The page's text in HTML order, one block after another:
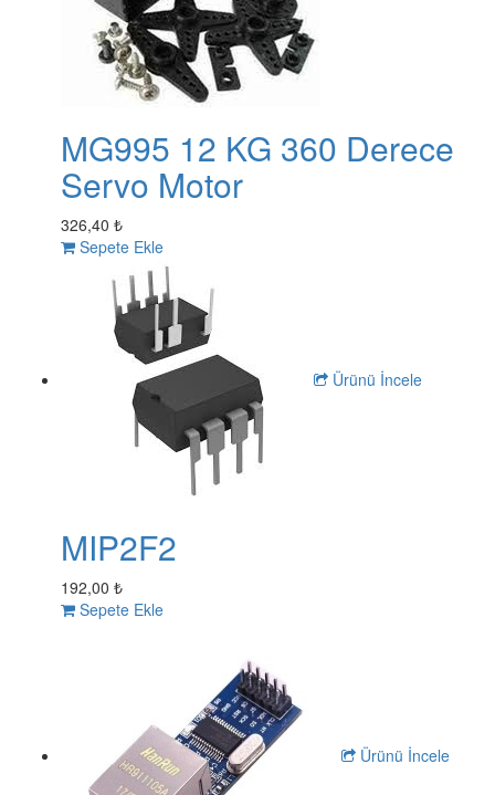
MG995 12 KG 360 Derece
Servo Motor
326,40 ₺
Sepete Ekle
Ürünü İncele
MIP2F2
192,00 ₺
Sepete Ekle
Ürünü İncele